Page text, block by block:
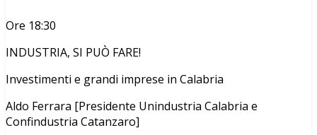
Ore 18:30
INDUSTRIA, SI PUÒ FARE!
Investimenti e grandi imprese in Calabria
Aldo Ferrara [Presidente Unindustria Calabria e
Confindustria Catanzaro]